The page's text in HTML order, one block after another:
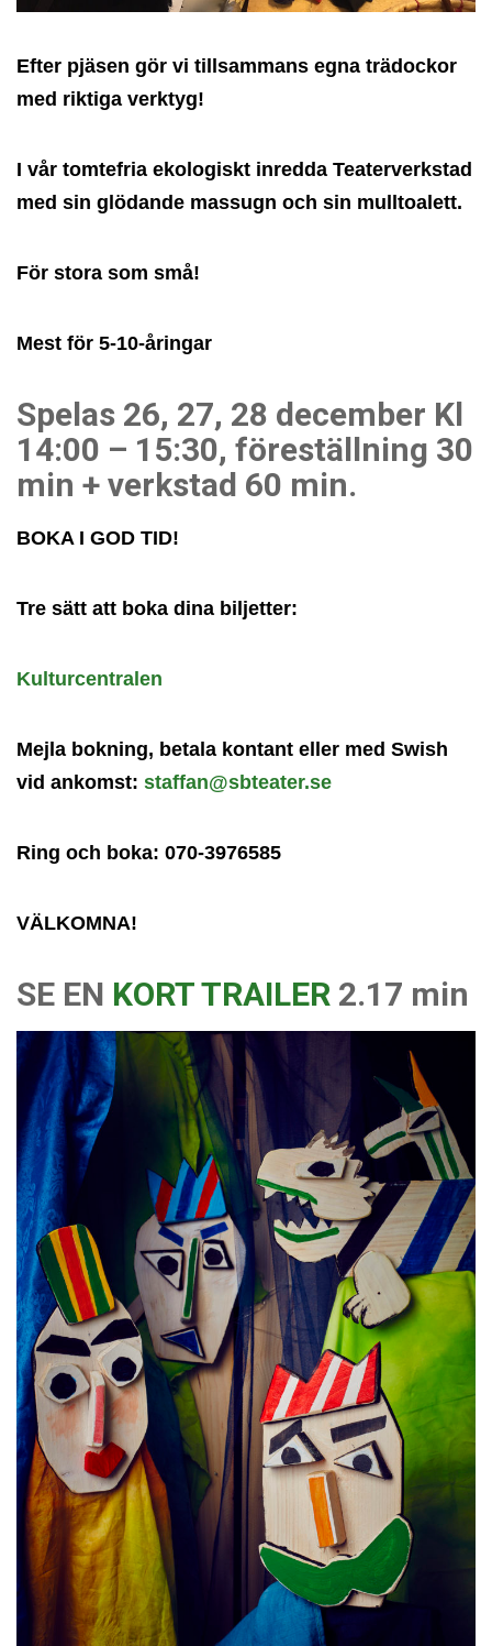
Efter pjäsen gör vi tillsammans egna trädockor
med riktiga verktyg!
I vår tomtefria ekologiskt inredda Teaterverkstad
med sin glödande massugn och sin mulltoalett.
För stora som små!
Mest för 5-10-åringar
Spelas 26, 27, 28 december Kl
14:00 – 15:30, föreställning 30
min + verkstad 60 min.
BOKA I GOD TID!
Tre sätt att boka dina biljetter:
Kulturcentralen
Mejla bokning, betala kontant eller med Swish
vid ankomst: staffan@sbteater.se
Ring och boka: 070-3976585
VÄLKOMNA!
SE EN KORT TRAILER 2.17 min